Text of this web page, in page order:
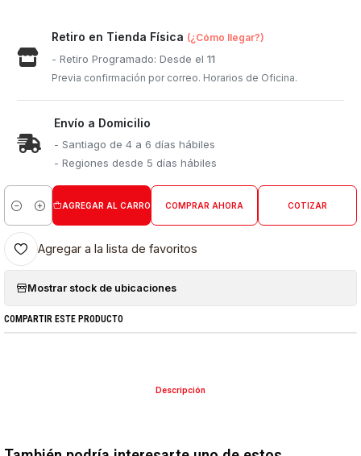
Retiro en Tienda Física (¿Cómo llegar?)
- Retiro Programado: Desde el11
Previa confirmación por correo. Horarios de Oficina.
Envío a Domicilio
- Santiago de 4 a 6 días hábiles
- Regiones desde 5 días hábiles
Cantidad
AGREGAR AL CARRO COMPRAR AHORA COTIZAR
Agregar a la lista de favoritos
Mostrar stock de ubicaciones
COMPARTIR ESTE PRODUCTO
Descripción